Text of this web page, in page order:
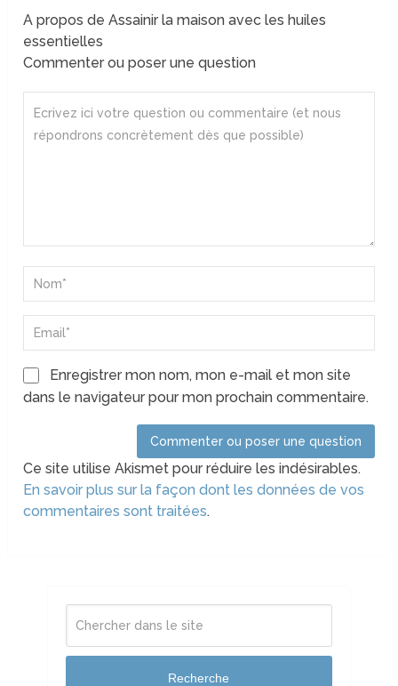
A propos de Assainir la maison avec les huiles
essentielles
Commenter ou poser une question
Enregistrer mon nom, mon e-mail et mon site
dans le navigateur pour mon prochain commentaire.
Ce site utilise Akismet pour réduire les indésirables.
En savoir plus sur la façon dont les données de vos
commentaires sont traitées.
Recherche